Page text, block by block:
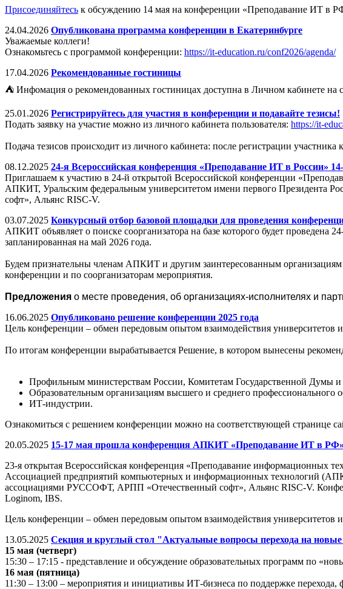
Присоединяйтесь к обсуждению 14 мая на конференции «Преподавание ИТ в
24.04.2026 Опубликована программа конференции в Екатеринбурге
Уважаемые коллеги!
Ознакомьтесь с программой конференции: https://it-education.ru/conf2026/agenda/
17.04.2026 Рекомендованные гостиницы
⛺ Инфомация о рекомендованных гостиницах доступна в Личном кабинете на
25.01.2026 Регистрируйтесь для участия в конференции и подавайте тезисы!
Подать заявку на участие можно из личного кабинета пользователя: https://it-
Подача тезисов происходит из личного кабинета: после регистрации
08.12.2025 24-я Всероссийская конференция «Преподавание ИТ в России»
Приглашаем к участию в 24-й открытой Всероссийской конференции
АПКИТ, Уральским федеральным университетом имени первого Президента
софт», Альянс RISC-V.
03.07.2025 Конкурсный отбор базовой площадки для проведения
АПКИТ объявляет о поиске соорганизатора на базе которого будет
запланированная на май 2026 года.
Будем признательны членам АПКИТ и другим заинтересованным
конференции и по соорганизаторам мероприятия.
Предложения о месте проведения, об организациях-исполнителях и
16.06.2025 Опубликовано решение конференции 2025 года
Цель конференции – обмен передовым опытом взаимодействия университетов
По итогам конференции вырабатывается Решение, в котором вынесены
Профильным министерствам России, Комитетам Государственной Думы
Образовательным организациям высшего и среднего профессионального
ИТ-индустрии.
Ознакомиться с решением конференции можно на соответствующей странице
20.05.2025 15-17 мая прошла конференция АПКИТ «Преподавание ИТ в РФ»
23-я открытая Всероссийская конференция «Преподавание информационных
Ассоциацией предприятий компьютерных и информационных технологий
ассоциациями РУССОФТ, АРПП «Отечественный софт», Альянс RISC-V.
Loginom, IBS.
Цель конференции – обмен передовым опытом взаимодействия университетов
13.05.2025 Секция и круглый стол "Актуальные вопросы перехода на
15 мая (четверг)
15:30 – 17:15 - представление и обсуждение образовательных программ по
16 мая (пятница)
11:30 – 13:00 – мероприятия и инициативы ИТ-бизнеса по поддержке